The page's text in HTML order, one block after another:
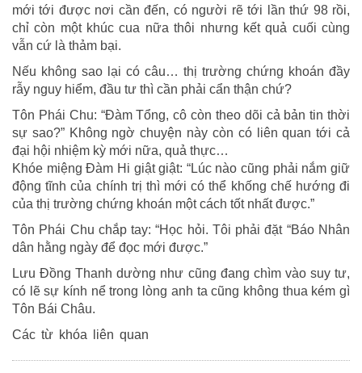
mới tới được nơi cần đến, có người rẽ tới lần thứ 98 rồi,
chỉ còn một khúc cua nữa thôi nhưng kết quả cuối cùng
vẫn cứ là thảm bại.
Nếu không sao lại có câu… thị trường chứng khoán đầy
rẫy nguy hiểm, đầu tư thì cần phải cẩn thận chứ?
Tôn Phái Chu: “Đàm Tổng, cô còn theo dõi cả bản tin thời
sự sao?” Không ngờ chuyện này còn có liên quan tới cả
đại hội nhiệm kỳ mới nữa, quả thực…
Khóe miệng Đàm Hi giật giật: “Lúc nào cũng phải nắm giữ
động tĩnh của chính trị thì mới có thể khống chế hướng đi
của thị trường chứng khoán một cách tốt nhất được.”
Tôn Phái Chu chắp tay: “Học hỏi. Tôi phải đặt “Báo Nhân
dân hằng ngày để đọc mới được.”
Lưu Đồng Thanh dường như cũng đang chìm vào suy tư,
có lẽ sự kính nể trong lòng anh ta cũng không thua kém gì
Tôn Bái Châu.
Các từ khóa liên quan